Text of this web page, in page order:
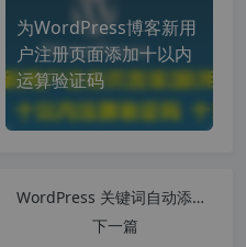
为WordPress博客新用
户注册页面添加十以内
运算验证码
WordPress 关键词自动添加内链插件 Simple Tags 简单标签汉化版 【更新到 v3.3.1】
下一篇